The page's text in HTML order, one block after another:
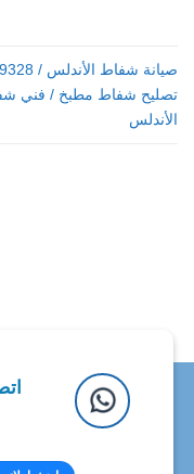
تصليح شفاط مطبخ / فني
الأندلس